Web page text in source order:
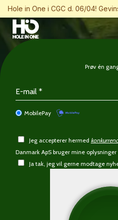
Hole in One i CGC d. 06/04!
Prøv én
MobilePay
Jeg accepterer hermed
Danmark ApS bruger mine
Ja tak, jeg vil gerne modtage